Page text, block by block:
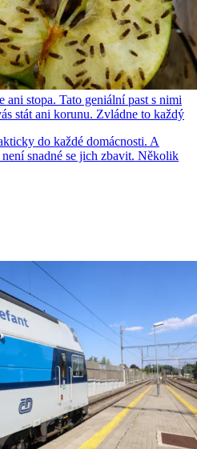
ani stopa. Tato geniální past s nimi
stát ani korunu. Zvládne to každý
do každé domácnosti. A
snadné se jich zbavit. Několik